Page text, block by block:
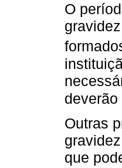
O
Outras
que